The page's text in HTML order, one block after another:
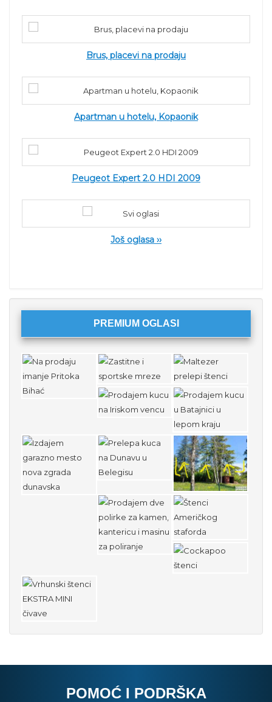
Brus, placevi na prodaju
Apartman u hotelu, Kopaonik
Peugeot Expert 2.0 HDI 2009
Još oglasa ››
PREMIUM OGLASI
POMOĆ I PODRŠKA